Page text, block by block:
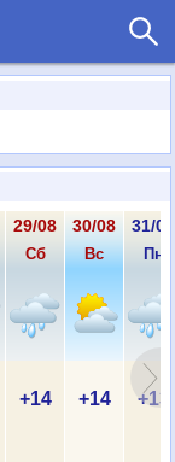
29/08 30/08 31/08
Сб Вс Пн
+14 +14 +13